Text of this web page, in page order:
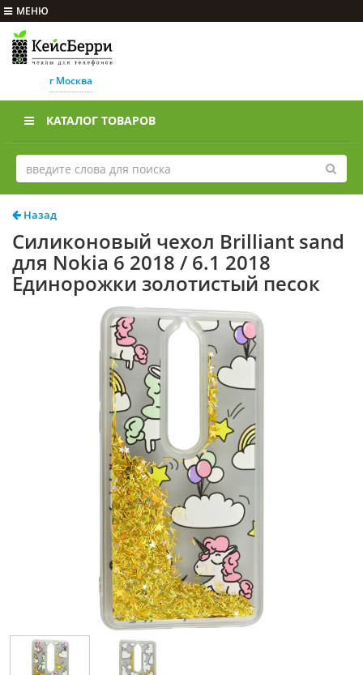
МЕНЮ
г Москва
КАТАЛОГ ТОВАРОВ
Назад
Силиконовый чехол Brilliant sand
для Nokia 6 2018 / 6.1 2018
Единорожки золотистый песок